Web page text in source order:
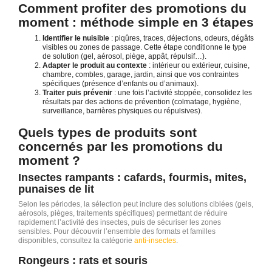
Comment profiter des promotions du
moment : méthode simple en 3 étapes
Identifier le nuisible : piqûres, traces, déjections, odeurs, dégâts
visibles ou zones de passage. Cette étape conditionne le type
de solution (gel, aérosol, piège, appât, répulsif…).
Adapter le produit au contexte : intérieur ou extérieur, cuisine,
chambre, combles, garage, jardin, ainsi que vos contraintes
spécifiques (présence d’enfants ou d’animaux).
Traiter puis prévenir : une fois l’activité stoppée, consolidez les
résultats par des actions de prévention (colmatage, hygiène,
surveillance, barrières physiques ou répulsives).
Quels types de produits sont
concernés par les promotions du
moment ?
Insectes rampants : cafards, fourmis, mites,
punaises de lit
Selon les périodes, la sélection peut inclure des solutions ciblées (gels,
aérosols, pièges, traitements spécifiques) permettant de réduire
rapidement l’activité des insectes, puis de sécuriser les zones
sensibles. Pour découvrir l’ensemble des formats et familles
disponibles, consultez la catégorie anti-insectes
Rongeurs : rats et souris